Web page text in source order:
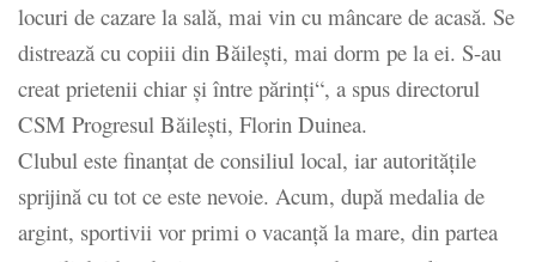
locuri de cazare la sală, mai vin cu mâncare de acasă. Se
distrează cu copiii din Băilești, mai dorm pe la ei. S-au
creat prietenii chiar și între părinți“, a spus directorul
CSM Progresul Băilești, Florin Duinea.
Clubul este finanțat de consiliul local, iar autoritățile
sprijină cu tot ce este nevoie. Acum, după medalia de
argint, sportivii vor primi o vacanță la mare, din partea